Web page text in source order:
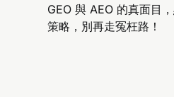
GEO 與 AEO 的真面目
策略，別再走冤枉路！